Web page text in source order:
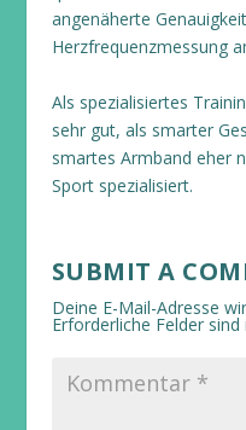
angenäherte
Herzfrequenzmessung
Als spezialisiertes
sehr gut, als smarter
smartes Armband eher
Sport spezialisiert.
SUBMIT A
Deine E-Mail-Adresse
Erforderliche Felder